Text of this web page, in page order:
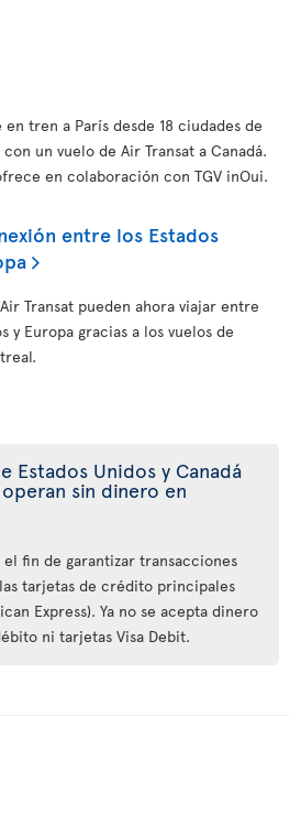
tren a París desde 18 ciudades de
un vuelo de Air Transat a Canadá.
en colaboración con TGV inOui.
entre los Estados
Transat pueden ahora viajar entre
y Europa gracias a los vuelos de
Estados Unidos y Canadá
sin dinero en
fin de garantizar transacciones
tarjetas de crédito principales
Express). Ya no se acepta dinero
ni tarjetas Visa Debit.